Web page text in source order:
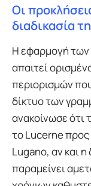
Οι
διαδικασία
Η εφαρμογή των
απαιτεί
περιορισμών
δίκτυο των
ανακοίνωσε ότι
το Lucerne προς
Lugano, αν και
παραμείνει